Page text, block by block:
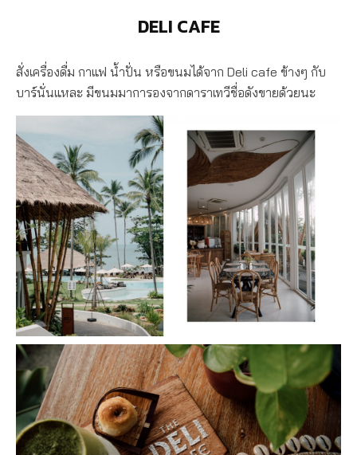
DELI CAFE
สั่งเครื่องดื่ม กาแฟ น้ำปั่น หรือขนมได้จาก Deli cafe ข้างๆ กับ
บาร์นั่นแหละ มีขนมมาการองจากดาราเทวีชื่อดังขายด้วยนะ